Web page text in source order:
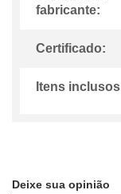
fabricante:
Certificado:
Itens
Deixe sua opinião